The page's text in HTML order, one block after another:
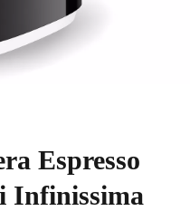
Espresso
Infinissima